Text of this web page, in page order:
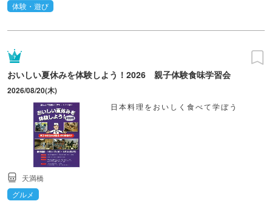
体験・遊び
おいしい夏休みを体験しよう！2026 親子体験食味学習会
2026/08/20(木)
日本料理をおいしく食べて学ぼう
天満橋
グルメ